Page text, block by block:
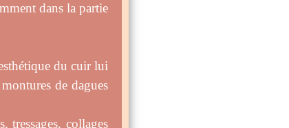
dans la partie
du cuir lui
de dagues
tressages, collages